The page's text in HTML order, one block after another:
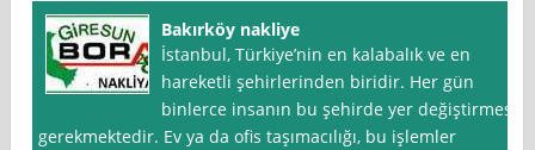
Bakırköy nakliye
İstanbul, Türkiye’nin en kalabalık ve en
hareketli şehirlerinden biridir. Her gün
binlerce insanın bu şehirde yer değiştirmesi
gerekmektedir. Ev ya da ofis taşımacılığı, bu işlemler